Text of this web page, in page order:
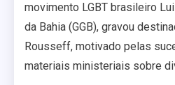
movimento LGBT brasileiro
da Bahia (GGB), gravou
Rousseff, motivado pelas
materiais ministeriais sobre